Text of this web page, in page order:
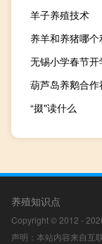
羊子养殖技术
养羊和养猪哪
无锡小学春节开
葫芦岛养鹅合作
“掇"读什么
养殖知识点
Copyright © 2012 -
声明：本站内容来自互